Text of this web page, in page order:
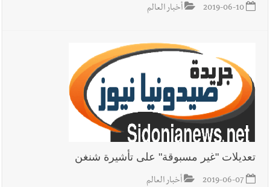
2019-06-10 أخبار العالم
تعديلات "غير مسبوقة" على تأشيرة شنغن
2019-06-07 أخبار العالم